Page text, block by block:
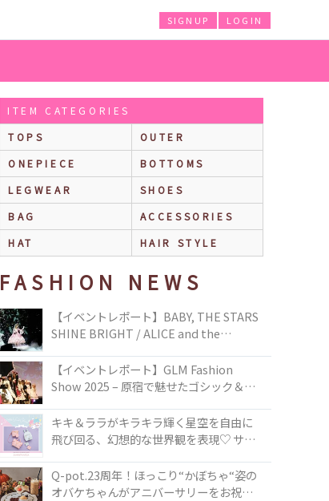
LOGIN
SIGNUP
ITEM CATEGORIES
TOPS
OUTER
ONEPIECE
BOTTOMS
LEGWEAR
SHOES
BAG
ACCESSORIES
HAT
HAIR STYLE
FASHION NEWS
【イベントレポート】BABY, THE STARS
SHINE BRIGHT / ALICE and the
TOKYO
【イベントレポート】GLM Fashion
Show 2025 – 原宿で魅せたゴシック＆ロ
キキ＆ララがキラキラ輝く星空を自由に
飛び回る、幻想的な世界観を表現♡ サマ
50周年アニバーサリーイヤー』を記念し
たコレクションが登場
Q-pot.23周年！ほっこり“かぼちゃ“姿の
オバケちゃんがアニバーサリーをお祝い